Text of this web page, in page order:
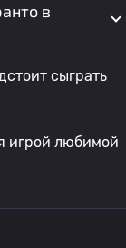
в
сыграть
игрой любимой